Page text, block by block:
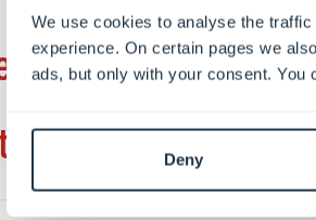
We use cookies to analyse the
experience. On certain pages we
ads, but only with your consent.
Deny
Förderung